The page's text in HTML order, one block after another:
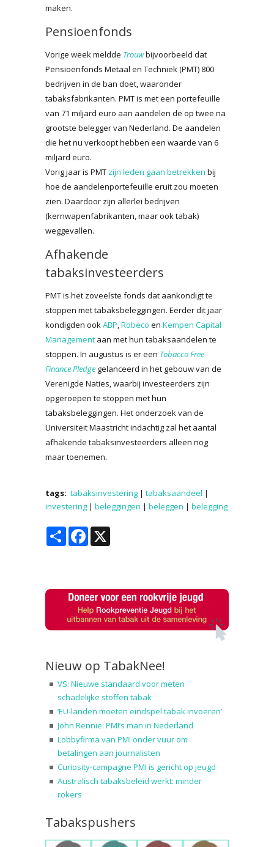
maken.
Pensioenfonds
Vorige week meldde Trouwbijvoorbeeld dat
Pensioenfonds Metaal en Techniek (PMT) 800
bedrijven in de ban doet, waaronder
tabaksfabrikanten. PMT is met een portefeuille
van 71 miljard euro aan aandelen de op twee na
grootste belegger van Nederland. De aandelen
die het nu verkoopt hebben een waarde van 6
miljard euro.
Vorig jaar is PMT zijn leden gaan betrekken bij
hoe de aandelenportefeuille eruit zou moeten
zien. Daardoor zijn allerlei bedrijven
(kernwapenfabrikanten, maar ook tabak)
weggevallen.
Afhakende
tabaksinvesteerders
PMT is het zoveelste fonds dat aankondigt te
stoppen met tabaksbeleggingen. Eerder dit jaar
kondigden ookABP,Robeco en Kempen Capital
Management aan met hun tabaksaandelen te
stoppen. In augustus is er een Tobacco Free
Finance Pledge gelanceerd in het gebouw van de
Verenigde Naties, waarbij investeerders zijn
opgeroepen te stoppen met hun
tabaksbeleggingen. Het onderzoek van de
Universiteit Maastricht indachtig zal het aantal
afhakende tabaksinvesteerders alleen nog
maar toenemen.
tags: tabaksinvestering | tabaksaandeel |
investering | beleggingen | beleggen | belegging
Share Facebook
Nieuw op TabakNee!
VS: Nieuwe standaard voor meten
schadelijke stoffen tabak
‘EU-landen moeten eindspel tabak invoeren’
John Rennie: PMI’s man in Nederland
Lobbyfirma van PMI onder vuur om
betalingen aan journalisten
Curiosity-campagne PMI is gericht op jeugd
Australisch tabaksbeleid werkt: minder
rokers
Tabakspushers